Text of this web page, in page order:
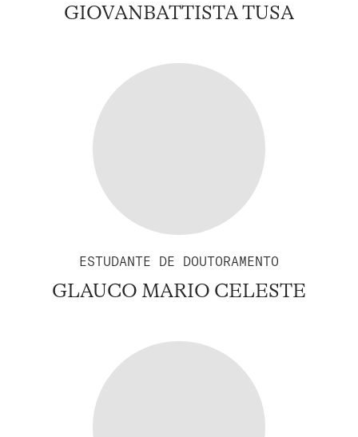
GIOVANBATTISTA TUSA
ESTUDANTE DE DOUTORAMENTO
GLAUCO MARIO CELESTE